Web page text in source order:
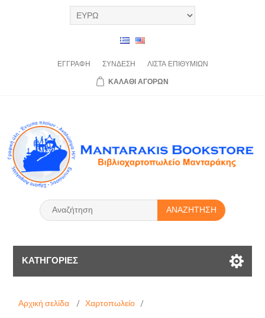
ΕΓΓΡΑΦΉ ΣΎΝΔΕΣΗ ΛΊΣΤΑ ΕΠΙΘΥΜΙΏΝ
ΚΑΛΆΘΙ ΑΓΟΡΏΝ
ΑΝΑΖΉΤΗΣΗ
ΚΑΤΗΓΟΡΊΕΣ
Αρχική σελίδα / Χαρτοπωλείο /